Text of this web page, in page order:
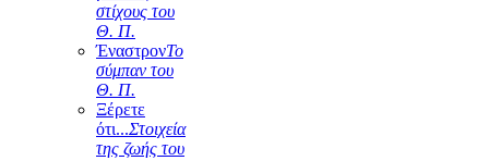
στίχους του
Θ. Π.
ΈναστρονΤο
σύμπαν του
Θ. Π.
Ξέρετε
ότι...Στοιχεία
της ζωής του